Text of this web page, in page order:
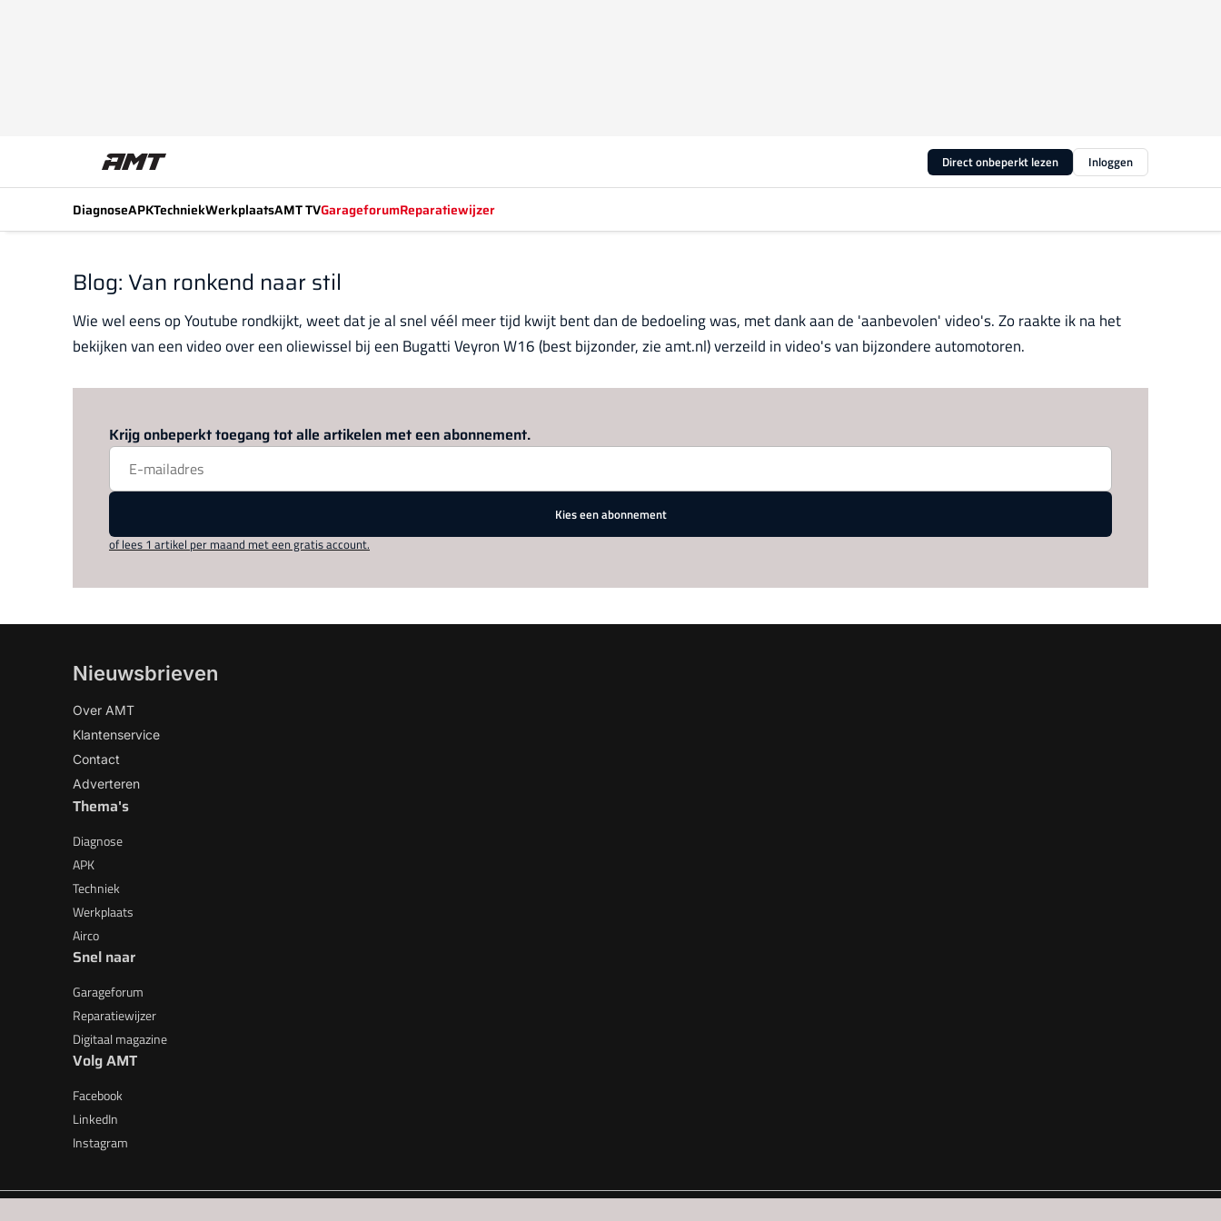
Direct onbeperkt lezen Inloggen
DiagnoseAPKTechniekWerkplaatsAMT TVGarageforumReparatiewijzer
Blog: Van ronkend naar stil
Wie wel eens op Youtube rondkijkt, weet dat je al snel véél meer tijd kwijt bent dan de bedoeling was, met dank aan de 'aanbevolen' video's. Zo raakte ik na het
bekijken van een video over een oliewissel bij een Bugatti Veyron W16 (best bijzonder, zie amt.nl) verzeild in video's van bijzondere automotoren.
Krijg onbeperkt toegang tot alle artikelen met een abonnement.
Kies een abonnement
of lees 1 artikel per maand met een gratis account.
Nieuwsbrieven
Over AMT
Klantenservice
Contact
Adverteren
Thema's
Diagnose
APK
Techniek
Werkplaats
Airco
Snel naar
Garageforum
Reparatiewijzer
Digitaal magazine
Volg AMT
Facebook
LinkedIn
Instagram